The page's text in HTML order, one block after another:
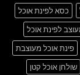
כסא לפינת אוכל
לפינת אוכל
פינת אוכל מעוצבת
שולחן אוכל קטן